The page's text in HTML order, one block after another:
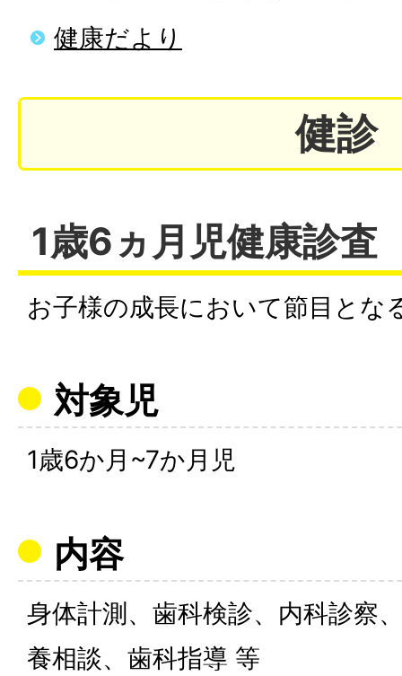
健康だより
健診
1歳6ヵ月児健康診査
お子様の成長において節目とな
対象児
1歳6か月~7か月児
内容
身体計測、歯科検診、内科診察
養相談、歯科指導 等